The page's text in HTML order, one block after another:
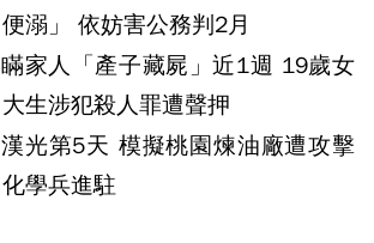
便溺」 依妨害公務判2月
瞞家人「產子藏屍」近1週 19歲女
大生涉犯殺人罪遭聲押
漢光第5天 模擬桃園煉油廠遭攻擊
化學兵進駐